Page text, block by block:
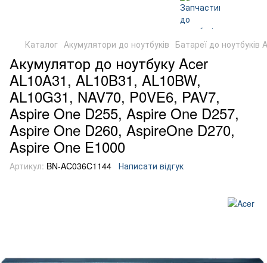
Каталог Акумулятори до ноутбуків Батареї до ноутбуків
Акумулятор до ноутбуку Acer
AL10A31, AL10B31, AL10BW,
AL10G31, NAV70, P0VE6, PAV7,
Aspire One D255, Aspire One D257,
Aspire One D260, AspireOne D270,
Aspire One E1000
Артикул: BN-AC036C1144 Написати відгук